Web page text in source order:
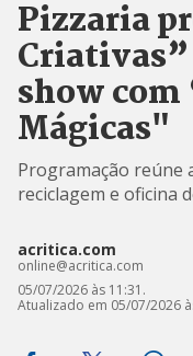
Pizzaria
show
Mágicas"
Programação reúne
reciclagem e oficina
acritica.com
online@acritica.com
05/07/2026 às 11:31.
Atualizado em 05/07/2026